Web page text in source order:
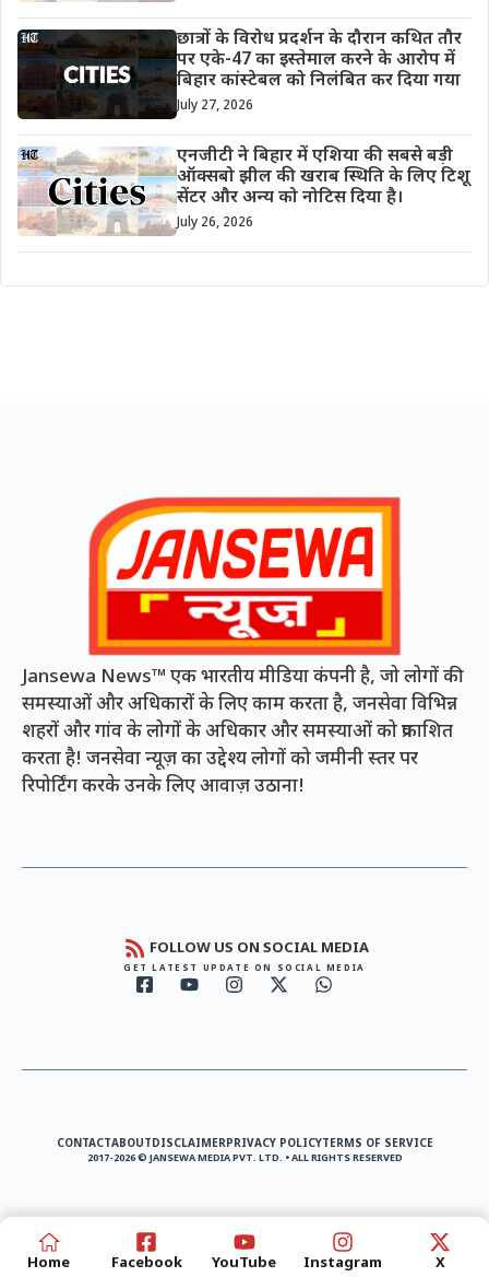
छात्रों के विरोध प्रदर्शन के दौरान कथित तौर
पर एके-47 का इस्तेमाल करने के आरोप में
बिहार कांस्टेबल को निलंबित कर दिया गया
July 27, 2026
एनजीटी ने बिहार में एशिया की सबसे बड़ी
ऑक्सबो झील की खराब स्थिति के लिए टिशू
सेंटर और अन्य को नोटिस दिया है।
July 26, 2026
Jansewa News™ एक भारतीय मीडिया कंपनी है, जो लोगों की
समस्याओं और अधिकारों के लिए काम करता है, जनसेवा विभिन्न
शहरों और गांव के लोगों के अधिकार और समस्याओं को प्रकाशित
करता है! जनसेवा न्यूज़ का उद्देश्य लोगों को जमीनी स्तर पर
रिपोर्टिंग करके उनके लिए आवाज़ उठाना!
FOLLOW US ON SOCIAL MEDIA
GET LATEST UPDATE ON SOCIAL MEDIA
CONTACTABOUTDISCLAIMERPRIVACY POLICYTERMS OF SERVICE
2017-2026 © JANSEWA MEDIA PVT. LTD. • ALL RIGHTS RESERVED
Home Facebook YouTube Instagram X